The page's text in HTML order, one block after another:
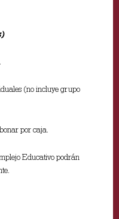
(no incluye grupo
por caja.
Educativo podrán